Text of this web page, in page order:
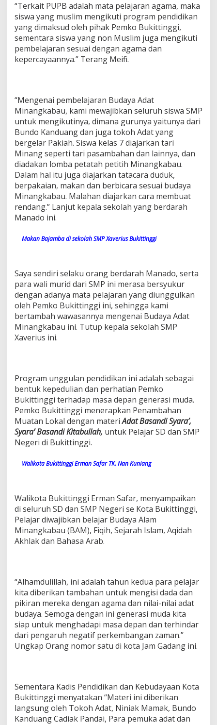
“Terkait PUPB adalah mata pelajaran agama, maka
siswa yang muslim mengikuti program pendidikan
yang dimaksud oleh pihak Pemko Bukittinggi,
sementara siswa yang non Muslim juga mengikuti
pembelajaran sesuai dengan agama dan
kepercayaannya.” Terang Meifi.
“Mengenai pembelajaran Budaya Adat
Minangkabau, kami mewajibkan seluruh siswa SMP
untuk mengikutinya, dimana gurunya yaitunya dari
Bundo Kanduang dan juga tokoh Adat yang
bergelar Pakiah. Siswa kelas 7 diajarkan tari
Minang seperti tari pasambahan dan lainnya, dan
diadakan lomba petatah petitih Minangkabau.
Dalam hal itu juga diajarkan tatacara duduk,
berpakaian, makan dan berbicara sesuai budaya
Minangkabau. Malahan diajarkan cara membuat
rendang.” Lanjut kepala sekolah yang berdarah
Manado ini.
Makan Bajamba di sekolah SMP Xaverius Bukittinggi
Saya sendiri selaku orang berdarah Manado, serta
para wali murid dari SMP ini merasa bersyukur
dengan adanya mata pelajaran yang diunggulkan
oleh Pemko Bukittinggi ini, sehingga kami
bertambah wawasannya mengenai Budaya Adat
Minangkabau ini. Tutup kepala sekolah SMP
Xaverius ini.
Program unggulan pendidikan ini adalah sebagai
bentuk kepedulian dan perhatian Pemko
Bukittinggi terhadap masa depan generasi muda.
Pemko Bukittinggi menerapkan Penambahan
Muatan Lokal dengan materiAdat Basandi Syara’,
Syara’ Basandi Kitabullah, untuk Pelajar SD dan SMP
Negeri di Bukittinggi.
Walikota Bukittinggi Erman Safar TK. Nan Kuniang
Walikota Bukittinggi Erman Safar, menyampaikan
di seluruh SD dan SMP Negeri se Kota Bukittinggi,
Pelajar diwajibkan belajar Budaya Alam
Minangkabau (BAM), Fiqih, Sejarah Islam, Aqidah
Akhlak dan Bahasa Arab.
“Alhamdulillah, ini adalah tahun kedua para pelajar
kita diberikan tambahan untuk mengisi dada dan
pikiran mereka dengan agama dan nilai-nilai adat
budaya. Semoga dengan ini generasi muda kita
siap untuk menghadapi masa depan dan terhindar
dari pengaruh negatif perkembangan zaman.”
Ungkap Orang nomor satu di kota Jam Gadang ini.
Sementara Kadis Pendidikan dan Kebudayaan Kota
Bukittinggi menyatakan “Materi ini diberikan
langsung oleh Tokoh Adat, Niniak Mamak, Bundo
Kanduang Cadiak Pandai, Para pemuka adat dan